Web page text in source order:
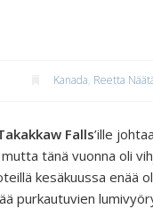
Kanada, Reetta
Falls’ille
tänä vuonna oli
kesäkuussa enää
purkautuvien